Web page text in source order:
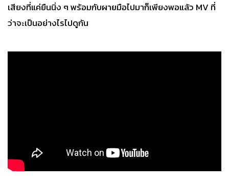
เสียงที่แค่ยืนนิ่ง ๆ พร้อมกับผายมือไปมาก็เพียงพอแล้ว MV ที่
ว่าจะเป็นอย่างไรไปดูกัน